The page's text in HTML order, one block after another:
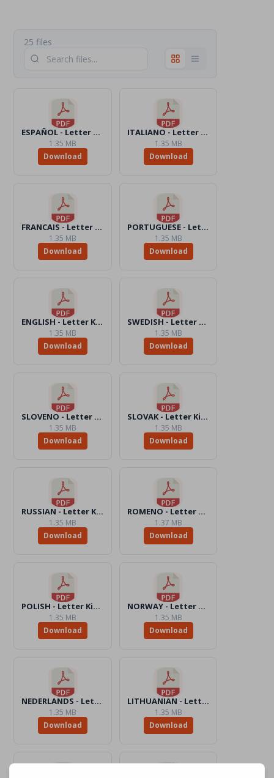
25 files
ESPAÑOL - Letter KidsAction4Peace.pdf
1.35 MB
Download
ITALIANO - Letter KidsAction4Peace.pdf
1.35 MB
Download
FRANCAIS - Letter KidsAction4Peace.pdf
1.35 MB
Download
PORTUGUESE - Letter KidsAction4Peace.pdf
1.35 MB
Download
ENGLISH - Letter KidsAction4Peace.pdf
1.35 MB
Download
SWEDISH - Letter KidsAction4Peace.pdf
1.35 MB
Download
SLOVENO - Letter KidsAction4Peace.pdf
1.35 MB
Download
SLOVAK - Letter KidsAction4Peace.pdf
1.35 MB
Download
RUSSIAN - Letter KidsAction4Peace.pdf
1.35 MB
Download
ROMENO - Letter KidsAction4Peace.pdf
1.37 MB
Download
POLISH - Letter KidsAction4Peace.pdf
1.35 MB
Download
NORWAY - Letter KidsAction4Peace.pdf
1.35 MB
Download
NEDERLANDS - Letter KidsAction4Peace.pdf
1.35 MB
Download
LITHUANIAN - Letter KidsAction4Peace.pdf
1.35 MB
Download